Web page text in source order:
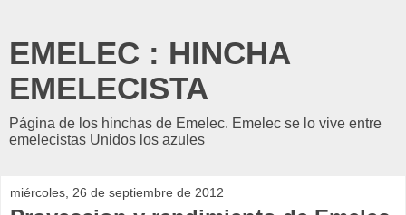
EMELEC : HINCHA
EMELECISTA
Página de los hinchas de Emelec. Emelec se lo vive entre
emelecistas Unidos los azules
miércoles, 26 de septiembre de 2012